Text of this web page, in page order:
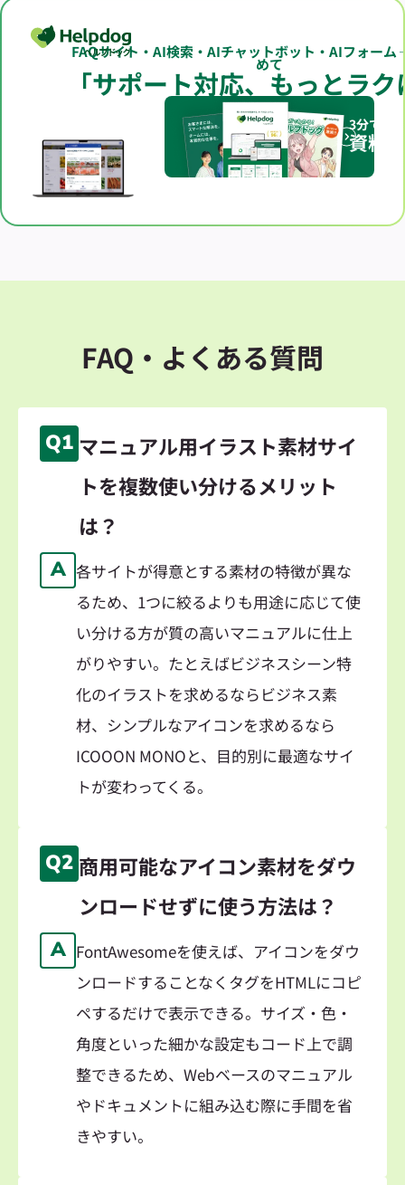
FAQサイト・AI検索・AIチャットボット・AIフォー
めて
「サポート対応、もっとラ
3分でわ
資料
FAQ・よくある質問
Q1 マニュアル用イラスト素材サイ
トを複数使い分けるメリット
は？
A 各サイトが得意とする素材の特徴が異な
るため、1つに絞るよりも用途に応じて使
い分ける方が質の高いマニュアルに仕上
がりやすい。たとえばビジネスシーン特
化のイラストを求めるならビジネス素
材、シンプルなアイコンを求めるなら
ICOOON MONOと、目的別に最適なサイ
トが変わってくる。
Q2 商用可能なアイコン素材をダウ
ンロードせずに使う方法は？
A FontAwesomeを使えば、アイコンをダウ
ンロードすることなくタグをHTMLにコピ
ペするだけで表示できる。サイズ・色・
角度といった細かな設定もコード上で調
整できるため、Webベースのマニュアル
やドキュメントに組み込む際に手間を省
きやすい。